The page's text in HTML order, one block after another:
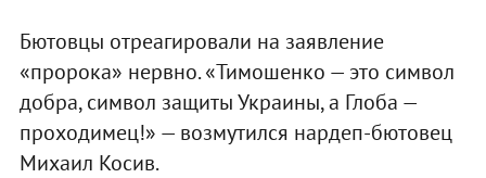
Бютовцы отреагировали на заявление
«пророка» нервно. «Тимошенко — это символ
добра, символ защиты Украины, а Глоба —
проходимец!» — возмутился нардеп-бютовец
Михаил Косив.